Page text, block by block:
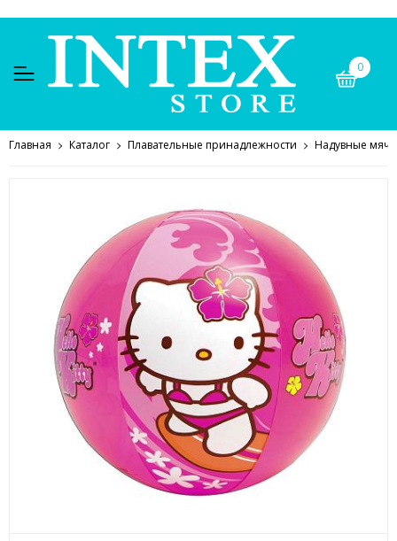
0
Главная Каталог Плавательные принадлежности Надувные мячи